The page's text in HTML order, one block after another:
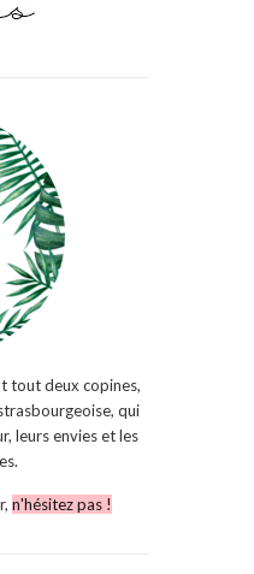
tout deux copines,
qui
leurs envies et les
n'hésitez pas !